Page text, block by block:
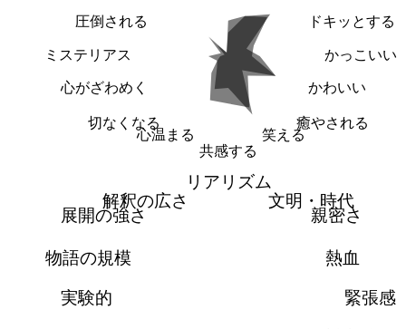
ドキッとする
かっこいい
かわいい
癒やされる
笑える
共感する
心温まる
切なくなる
心がざわめく
ミステリアス
圧倒される
リアリズム
文明・時代
親密さ
熱血
緊張感
実験的
物語の規模
展開の強さ
解釈の広さ